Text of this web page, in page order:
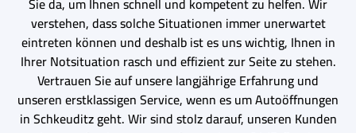
verstehen, dass solche Situationen immer unerwartet
eintreten können und deshalb ist es uns wichtig, Ihnen in
Ihrer Notsituation rasch und effizient zur Seite zu stehen.
Vertrauen Sie auf unsere langjährige Erfahrung und
unseren erstklassigen Service, wenn es um Autoöffnungen
in Schkeuditz geht. Wir sind stolz darauf, unseren Kunden